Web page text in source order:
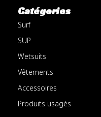
Catégories
Surf
SUP
Wetsuits
Vêtements
Accessoires
Produits usagés